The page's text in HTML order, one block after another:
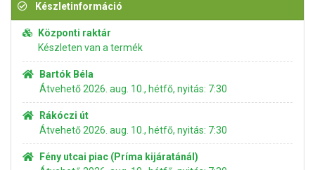
Készletinformáció
Központi raktár
Készleten van a termék
Bartók Béla
Átvehető 2026. aug. 10., hétfő, nyitás: 7:30
Rákóczi út
Átvehető 2026. aug. 10., hétfő, nyitás: 7:30
Fény utcai piac (Príma kijáratánál)